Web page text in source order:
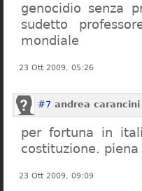
genocidio senza
sudetto
mondiale
23 Ott 2009, 05:26
#7 andrea carancini
per fortuna in
costituzione.
23 Ott 2009, 09:09